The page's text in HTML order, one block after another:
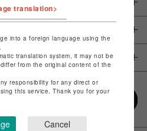
translation>
into a foreign language using the
translation system, it may not be
from the original content of the
responsibility for any direct or
this service. Thank you for your
Cancel